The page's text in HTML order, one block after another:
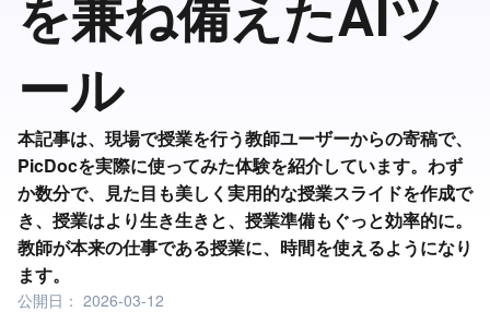
ール
本記事は、現場で授業を行う教師ユーザーからの寄稿で、
PicDocを実際に使ってみた体験を紹介しています。わず
か数分で、見た目も美しく実用的な授業スライドを作成で
き、授業はより生き生きと、授業準備もぐっと効率的に。
教師が本来の仕事である授業に、時間を使えるようになり
ます。
公開日： 2026-03-12